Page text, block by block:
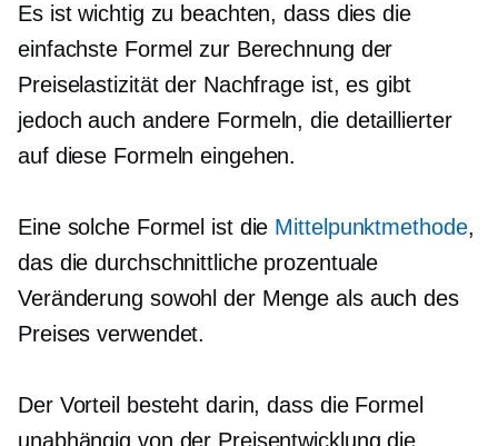
Es ist wichtig zu beachten, dass dies die
einfachste Formel zur Berechnung der
Preiselastizität der Nachfrage ist, es gibt
jedoch auch andere Formeln, die detaillierter
auf diese Formeln eingehen.
Eine solche Formel ist die Mittelpunktmethode,
das die durchschnittliche prozentuale
Veränderung sowohl der Menge als auch des
Preises verwendet.
Der Vorteil besteht darin, dass die Formel
unabhängig von der Preisentwicklung die